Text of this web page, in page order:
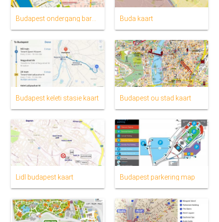
Buda kaart
Budapest keleti stasie kaart Budapest ou stad kaart
Lidl budapest kaart Budapest parkering map